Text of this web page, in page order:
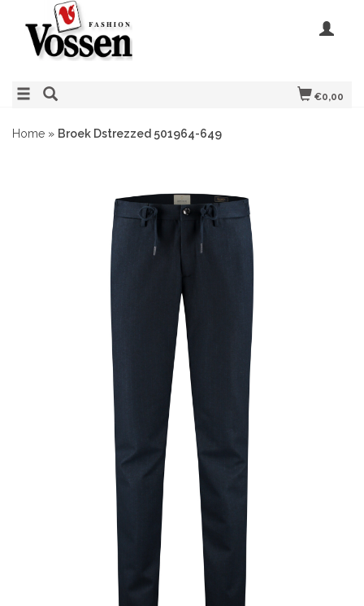
€0,00
Home » Broek Dstrezzed 501964-649